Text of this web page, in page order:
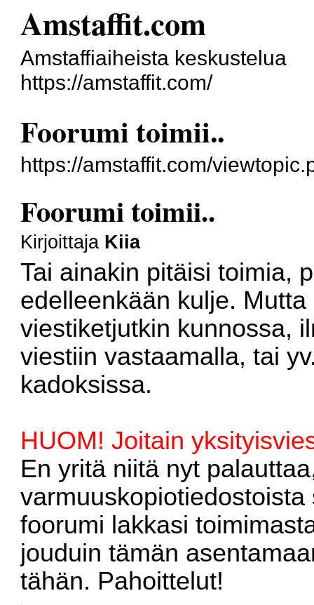
Amstaffit.com
Amstaffiaiheista keskustelua
https://amstaffit.com/
Foorumi toimii..
https://amstaffit.com/
Foorumi toimii..
Kirjoittaja Kiia
Tai ainakin pitäisi toimia,
edelleenkään kulje.
viestiketjutkin kunnossa,
viestiin vastaamalla, tai
kadoksissa.
HUOM! Joitain
En yritä niitä nyt
foorumi lakkasi
jouduin tämän
tähän. Pahoittelut!